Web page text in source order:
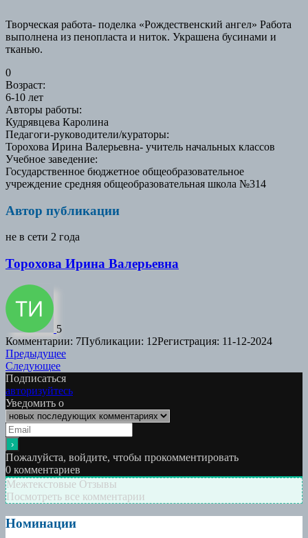
Творческая работа- поделка «Рождественский ангел» Работа
выполнена из пенопласта и ниток. Украшена бусинами и
тканью.
0
Возраст:
6-10 лет
Авторы работы:
Кудрявцева Каролина
Педагоги-руководители/кураторы:
Торохова Ирина Валерьевна- учитель начальных классов
Учебное заведение:
Государственное бюджетное общеобразовательное
учреждение средняя общеобразовательная школа №314
Автор публикации
не в сети 2 года
Торохова Ирина Валерьевна
5
Комментарии: 7Публикации: 12Регистрация: 11-12-2024
Навигация
по
записям
ПредыдущееПредыдущая
СледующееСледующая
работа:
Подписаться
авторизуйтесь
Уведомить о
Пожалуйста, войдите, чтобы прокомментировать
0 комментариев
Межтекстовые Отзывы
Посмотреть все комментарии
Номинации